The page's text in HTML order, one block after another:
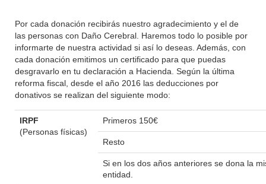
Por cada donación recibirás nuestro agradecimiento y el de
las personas con Daño Cerebral. Haremos todo lo posible por
informarte de nuestra actividad si así lo deseas. Además, con
cada donación emitimos un certificado para que puedas
desgravarlo en tu declaración a Hacienda. Según la última
reforma fiscal, desde el año 2016 las deducciones por
donativos se realizan del siguiente modo:
IRPF
(Personas físicas)
Primeros 150€
Resto
Si en los dos años anteriores se dona la
entidad.